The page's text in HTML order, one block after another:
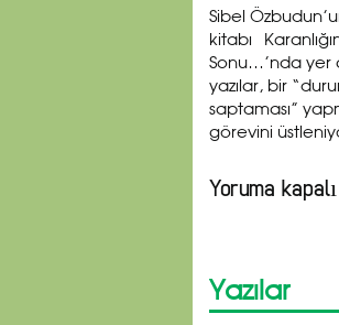
Sibel
kitabı
Sonu…’nda yer
yazılar, bir
saptaması”
görevini
Yoruma kapalı
Yazılar